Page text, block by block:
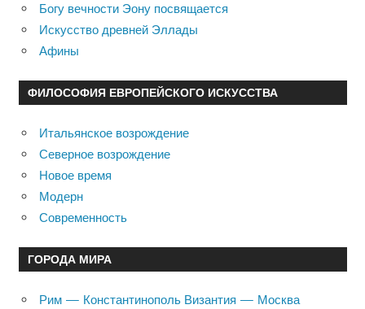
Богу вечности Эону посвящается
Искусство древней Эллады
Афины
ФИЛОСОФИЯ ЕВРОПЕЙСКОГО ИСКУССТВА
Итальянское возрождение
Северное возрождение
Новое время
Модерн
Современность
ГОРОДА МИРА
Рим — Константинополь Византия — Москва